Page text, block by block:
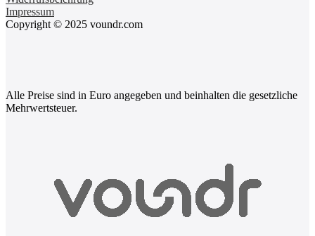
Impressum
Copyright © 2025 voundr.com
Alle Preise sind in Euro angegeben und beinhalten die gesetzliche
Mehrwertsteuer.